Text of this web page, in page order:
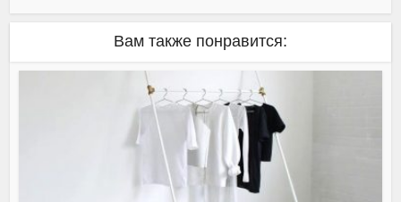
Вам также понравится: